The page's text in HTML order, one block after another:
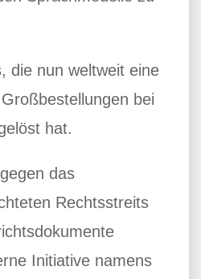
die nun weltweit eine
bei
hat.
das
Rechtsstreits
Initiative namens